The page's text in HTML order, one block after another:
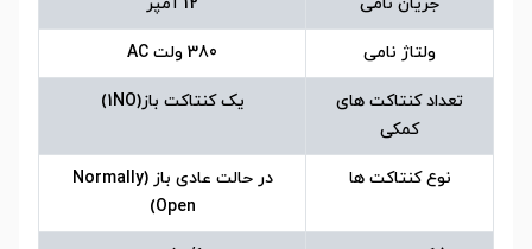
ولتاژ نامی 380 ولت AC
تعداد کنتاکت های
کمکی
یک کنتاکت باز(1NO)
نوع کنتاکت ها
در حالت عادی باز (Normally
Open)